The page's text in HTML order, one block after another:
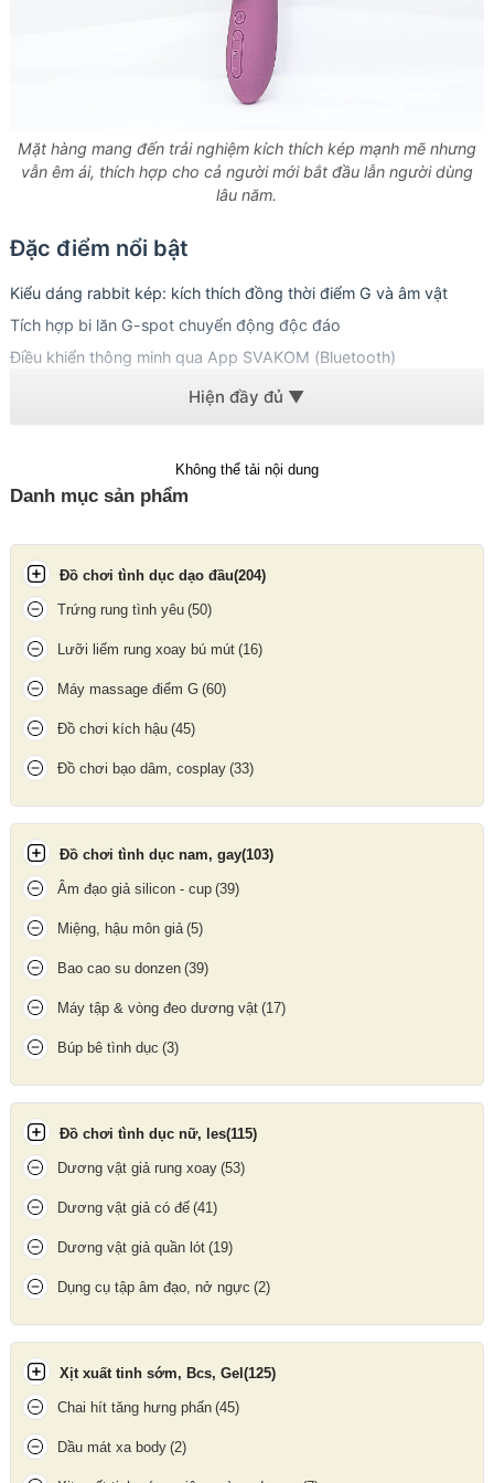
Mặt hàng mang đến trải nghiệm kích thích kép mạnh mẽ nhưng
vẫn êm ái, thích hợp cho cả người mới bắt đầu lẫn người dùng
lâu năm.
Đặc điểm nổi bật
Kiểu dáng rabbit kép: kích thích đồng thời điểm G và âm vật
Tích hợp bi lăn G-spot chuyển động độc đáo
Điều khiển thông minh qua App SVAKOM (Bluetooth)
Nhiều chế độ rung và mức cường độ tùy chỉnh
Có khóa du lịch & ghi nhớ chế độ thông minh
Svakom Trysta Neo là lựa chọn lý tưởng cho những ai muốn trải
nghiệm máy massage điểm G
remote điều khiển toàn cầu
nhỏ gọn và dễ sử dụng.
Bộ mặt hàng gồm, Cáp sạc qua USB, Túi lưu trữ, Sách hướng
Công dụng & trải nghiệm
Không thể tải nội dung
Danh mục sản phẩm
Đồ chơi tình dục dạo đầu(204)
Trứng rung tình yêu (50)
Lưỡi liếm rung xoay bú mút (16)
Máy massage điểm G (60)
Đồ chơi kích hậu (45)
Đồ chơi bạo dâm, cosplay (33)
Đồ chơi tình dục nam, gay(103)
Âm đạo giả silicon - cup (39)
Miệng, hậu môn giả (5)
Bao cao su donzen (39)
Máy tập & vòng đeo dương vật (17)
Búp bê tình dục (3)
Đồ chơi tình dục nữ, les(115)
Dương vật giả rung xoay (53)
Dương vật giả có đế (41)
Dương vật giả quần lót (19)
Dụng cụ tập âm đạo, nở ngực (2)
Xịt xuất tinh sớm, Bcs, Gel(125)
Chai hít tăng hưng phấn (45)
Dầu mát xa body (2)